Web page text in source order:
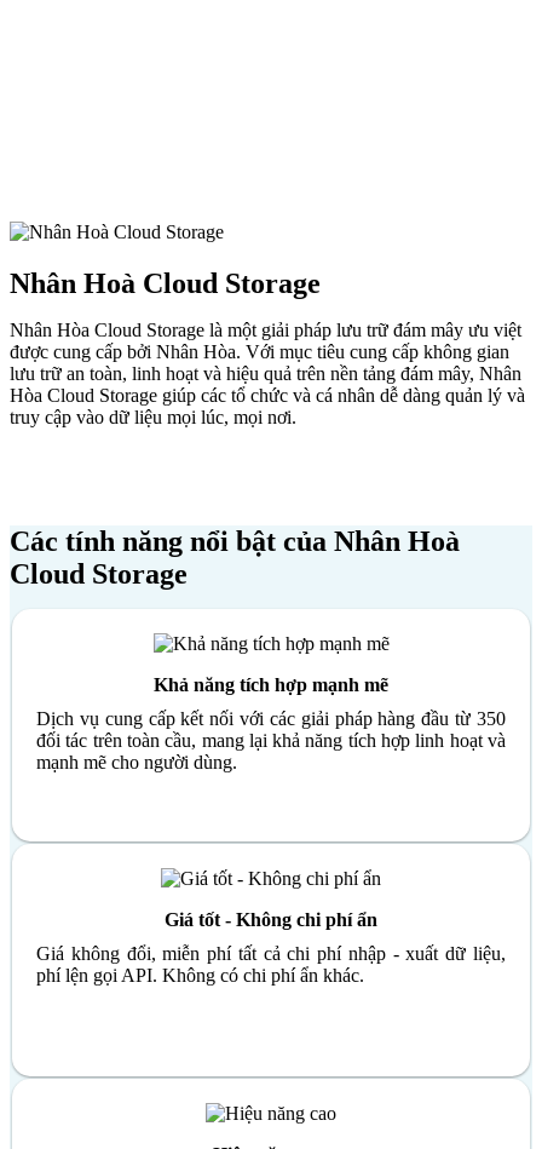
Nhân Hoà Cloud Storage
Nhân Hòa Cloud Storage là một giải pháp lưu trữ đám mây ưu việt
được cung cấp bởi Nhân Hòa. Với mục tiêu cung cấp không gian
lưu trữ an toàn, linh hoạt và hiệu quả trên nền tảng đám mây, Nhân
Hòa Cloud Storage giúp các tổ chức và cá nhân dễ dàng quản lý và
truy cập vào dữ liệu mọi lúc, mọi nơi.
Các tính năng nổi bật của Nhân Hoà
Cloud Storage
Khả năng tích hợp mạnh mẽ
Dịch vụ cung cấp kết nối với các giải pháp hàng đầu từ 350
đối tác trên toàn cầu, mang lại khả năng tích hợp linh hoạt và
mạnh mẽ cho người dùng.
Giá tốt - Không chi phí ẩn
Giá không đổi, miễn phí tất cả chi phí nhập - xuất dữ liệu,
phí lện gọi API. Không có chi phí ẩn khác.